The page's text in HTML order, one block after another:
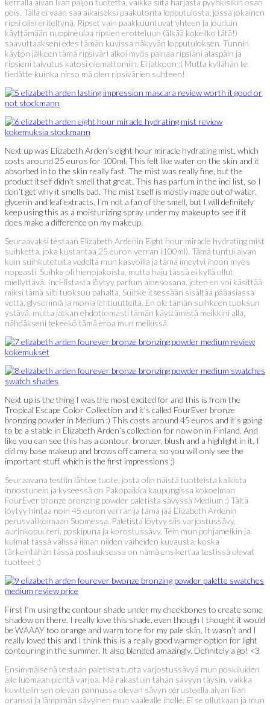
pois. Tällä ei vaan saa aikaiseksi paakutonta lopputulosta, jossa jokainen
ripsi olisi eriteltynä. Ripset vain paakkuuntuvat yhteen ja jouduin
käyttämään nuppineulaa ripsien erotteluun (älkää kokeilko tätä!)
saavuttaakseni edes tämän kuvissa näkyvän lopputuloksen. Tunnin
käytön jälkeen tämä ripsiväri alkoi myös painaa ripsiäni alaspäin ja
ripsieni taivutus katosi olemattomiin. Ei jatkoon :( Mutta kyllähän te
tiedätte kuinka nirso mä olen ripsivärien suhteen!
Next up was Elizabeth Arden’s eight hour miracle hydrating mist, which
costs around 25 euros for 100ml. This felt like water on the skin and it
absorbed in to the skin really fast. The mist was really fine, but the
product itself didn’t smell that great. This has parfum in the inci list, so I
don’t get why it smells bad. The mist itself is mostly made out of water,
glycerin and leaf extracts. I’m not a fan of the smell, but I will definitely
keep using this as a moisturizing spray under my makeup to see if it
does make a difference on my makeup.
Seuraavaksi testaan Elizabeth Ardenin Eight hour miracle hydrating mist
suihketta, joka kustantaa 25 euron verran (100ml). Tämä tuntui aivan
kuin suihkutetulta vedeltä mun kasvoilla ja tämä imeytyi ihoon myös
nopeasti. Suihke oli hienojakoista, mutta haju tässä ei kyllä ollut
miellyttävä. Inci-listasta löytyy parfum ainesosana, joten en voi käsittää
miksi tämä silti tuoksuu pahalta. Suihke itsessään sisältää pääasiassa
vettä, glyseriiniä ja monia lehtiuutteita. En ole tämän suihkeen tuoksun
ystävä, mutta jatkan ehdottomasti tämän käyttämistä meikkini alla,
nähdäkseni tekeekö tämä eroa mun meikissä.
Next up is the thing I was the most excited for and this is from the
Tropical Escape Color Collection and it’s called FourEver bronze
bronzing powder in Medium :) This costs around 45 euros and it’s going
to be a stable in Elizabeth Arden’s collection for now on in Finland. And
like you can see this has a contour, bronzer, blush and a highlight in it. I
did my base makeup and brows off camera, so you will only see the
important stuff, which is the first impressions ;)
Seuraavana testiin lähtee tuote, josta olin näistä tuotteista kaikista
innostunein ja kyseessä on Pakopaikka kaupungissa kokoelman
FourEver bronze bronzing powder paletista sävyssä Medium :) Tältä
löytyy hintaa noin 45 euron verran ja tämä jää Elizabeth Ardenin
perusvalikoimaan Suomessa. Paletista löytyy siis varjostussävy,
aurinkopuuteri, poskipuna ja korostussävy. Tein mun pohjameikin ja
kulmat tässä välissä ilman niiden vaiheiden kuvausta, koska
tärkeintähän tässä postauksessa on nämä ensikertaa testissä olevat
tuotteet ;)
First I’m using the contour shade under my cheekbones to create some
shadow on there. I really love this shade, even though I thought it would
be WAAAY too orange and warm tone for my pale skin. It wasn’t and I
really loved this and I think this is a really good warmer option for light
contouring in the summer. It also blended amazingly. Definitely a go! <3
Ensimmäisenä testaan paletista tuota varjostussävyä mun poskiluiden
alle luomaan pientä varjoa. Mä rakastuin tähän sävyyn täysin, vaikka
kuvittelin sen olevan pannussa olevan sävyn perusteella aivan liian
oranssi ja lämpimän sävyinen mun vaalealle iholle. Ei se ollutkaan ja mun